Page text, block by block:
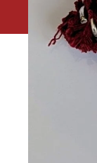
Leuk dat
winkel in